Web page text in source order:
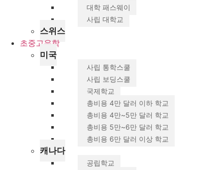
대학 패스웨이
사립 대학교
스위스
초중고유학
미국
사립 통학스쿨
사립 보딩스쿨
국제학교
총비용 4만 달러 이하 학교
총비용 4만~5만 달러 학교
총비용 5만~6만 달러 학교
총비용 6만 달러 이상 학교
캐나다
공립학교